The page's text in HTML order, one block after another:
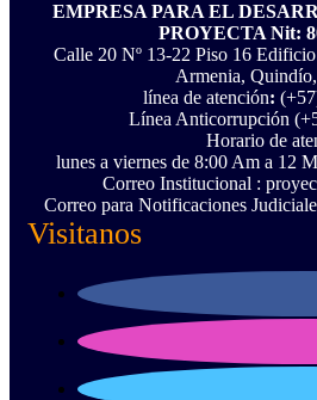
EMPRESA PARA EL
PROYECTA Nit:
Calle 20 Nº 13-22 Piso 16
Armenia,
línea de atención:
Línea Anticorrupción
Horario de
lunes a viernes de 8:00 Am a 12
Correo Institucional :
Correo para Notificaciones
Visitanos